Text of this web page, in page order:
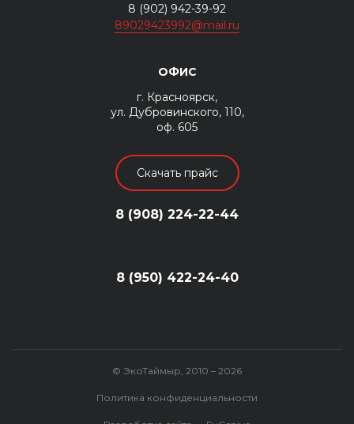
8 (902) 942-39-92
89029423992@mail.ru
ОФИС
г. Красноярск,
ул. Дубровинского, 110,
оф. 605
Скачать прайс
8 (908) 224-22-44
8 (950) 422-24-40
© ЭкоТаймыр, 2010 – 2026
Политика конфиденциальности